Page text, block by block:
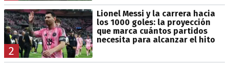
2
Lionel Messi y la carrera hacia
los 1000 goles: la proyección
que marca cuántos partidos
necesita para alcanzar el hito